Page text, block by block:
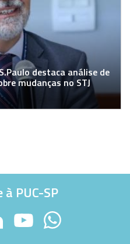
destaca análise de
mudanças no STJ
PUC-SP